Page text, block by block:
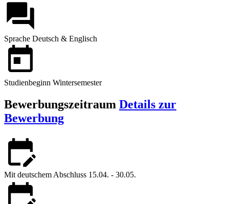
Sprache Deutsch & Englisch
Studienbeginn Wintersemester
Bewerbungszeitraum Details zur
Bewerbung
Mit deutschem Abschluss 15.04. - 30.05.